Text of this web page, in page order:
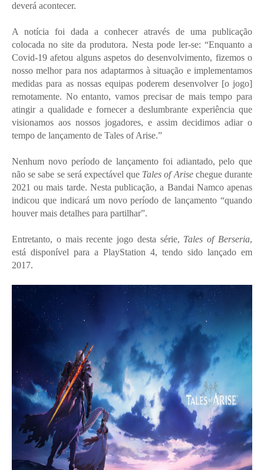
deverá acontecer.
A notícia foi dada a conhecer através de uma publicação
colocada no site da produtora. Nesta pode ler-se: “Enquanto a
Covid-19 afetou alguns aspetos do desenvolvimento, fizemos o
nosso melhor para nos adaptarmos à situação e implementamos
medidas para as nossas equipas poderem desenvolver [o jogo]
remotamente. No entanto, vamos precisar de mais tempo para
atingir a qualidade e fornecer a deslumbrante experiência que
visionamos aos nossos jogadores, e assim decidimos adiar o
tempo de lançamento de Tales of Arise.”
Nenhum novo período de lançamento foi adiantado, pelo que
não se sabe se será expectável que Tales of Arisechegue durante
2021 ou mais tarde. Nesta publicação, a Bandai Namco apenas
indicou que indicará um novo período de lançamento “quando
houver mais detalhes para partilhar”.
Entretanto, o mais recente jogo desta série, Tales of Berseria,
está disponível para a PlayStation 4, tendo sido lançado em
2017.